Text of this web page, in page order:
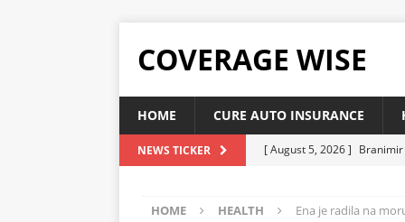
COVERAGE WISE
HOME CURE AUTO INSURANCE
NEWS TICKER [ August 5, 2026 ] Branimir
[ August 5, 2026 ] ZA OVU
HOME HEALTH
Ena je radila na